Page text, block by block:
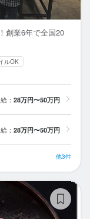
創業6年で全国20
ルOK
： 28万円〜50万円
： 28万円〜50万円
他3件